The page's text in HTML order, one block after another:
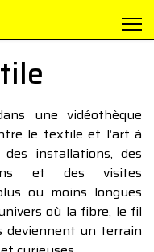
une vidéothèque
le textile et l’art à
installations, des
et des visites
ou moins longues
où la fibre, le fil
deviennent un terrain